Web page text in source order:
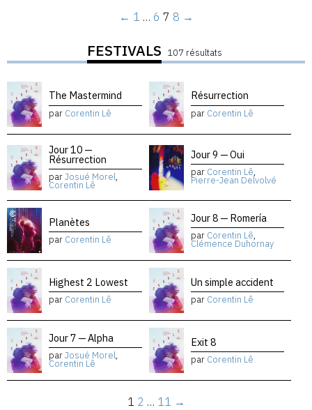
← 1 … 6 7 8 →
FESTIVALS 107 résultats
The Mastermind
par Corentin Lê
Résurrection
par Corentin Lê
Jour 10 —
Résurrection
parJosué Morel,
Corentin Lê
Jour 9 — Oui
par Corentin Lê,
Pierre-Jean Delvolvé
Planètes
par Corentin Lê
Jour 8 — Romería
par Corentin Lê,
Clémence Duhornay
Highest 2 Lowest
par Corentin Lê
Un simple accident
par Corentin Lê
Jour 7 — Alpha
parJosué Morel,
Corentin Lê
Exit 8
par Corentin Lê
1 2 … 11 →